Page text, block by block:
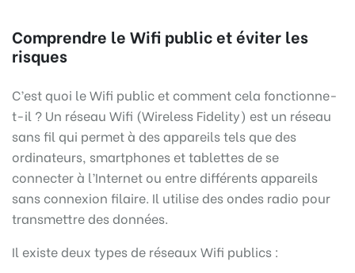
Comprendre le Wifi public et éviter les
risques
C’est quoi le Wifi public et comment cela fonctionne-
t-il ? Un réseau Wifi (Wireless Fidelity) est un réseau
sans fil qui permet à des appareils tels que des
ordinateurs, smartphones et tablettes de se
connecter à l’Internet ou entre différents appareils
sans connexion filaire. Il utilise des ondes radio pour
transmettre des données.
Il existe deux types de réseaux Wifi publics :